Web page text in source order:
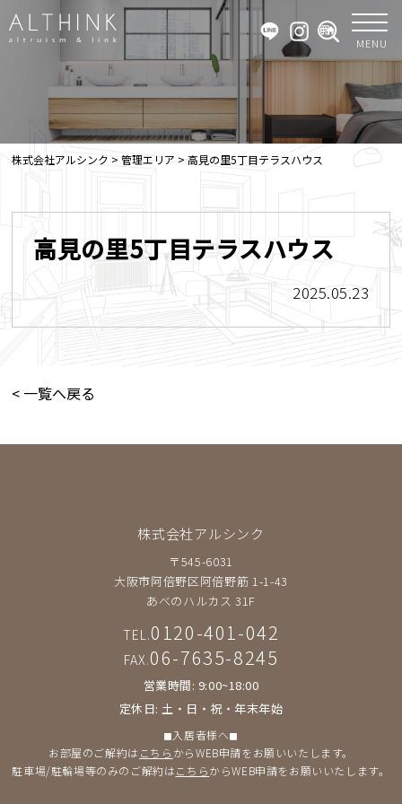
MENU
株式会社アルシンク >管理エリア >高見の里5丁目テラスハウス
高見の里5丁目テラスハウス
2025.05.23
< 一覧へ戻る
株式会社アルシンク
〒545-6031
大阪市阿倍野区阿倍野筋 1-1-43
あべのハルカス 31F
TEL.0120-401-042
FAX.06-7635-8245
営業時間: 9:00~18:00
定休日: 土・日・祝・年末年始
◼︎入居者様へ◼︎
お部屋のご解約は こちら からWEB申請をお願いいたします。
駐車場/駐輪場等のみのご解約はこちらからWEB申請をお願いいたします。